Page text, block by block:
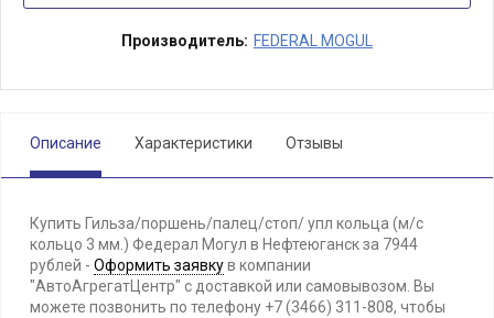
Производитель: FEDERAL MOGUL
Описание Характеристики Отзывы
Купить Гильза/поршень/палец/стоп/ упл кольца (м/с
кольцо 3 мм.) Федерал Могул в Нефтеюганск за 7944
рублей - Оформить заявкув компании
"АвтоАгрегатЦентр" с доставкой или самовывозом. Вы
можете позвонить по телефону +7 (3466) 311-808, чтобы